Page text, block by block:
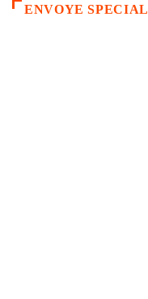
ENVOYE SPECIAL